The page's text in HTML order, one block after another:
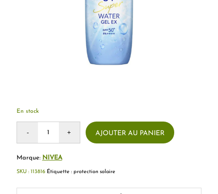
En stock
AJOUTER AU PANIER
Marque: NIVEA
SKU : 113816 Étiquette : protection solaire